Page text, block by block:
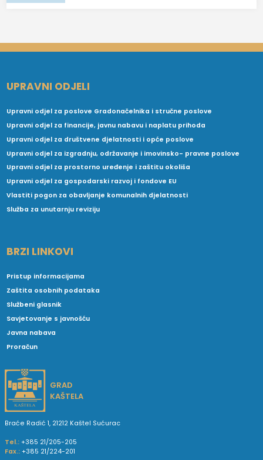
UPRAVNI ODJELI
Upravni odjel za poslove Gradonačelnika i stručne poslove
Upravni odjel za financije, javnu nabavu i naplatu prihoda
Upravni odjel za društvene djelatnosti i opće poslove
Upravni odjel za izgradnju, održavanje i imovinsko- pravne poslove
Upravni odjel za prostorno uređenje i zaštitu okoliša
Upravni odjel za gospodarski razvoj i fondove EU
Vlastiti pogon za obavljanje komunalnih djelatnosti
Služba za unutarnju reviziju
BRZI LINKOVI
Pristup informacijama
Zaštita osobnih podataka
Službeni glasnik
Savjetovanje s javnošću
Javna nabava
Proračun
GRAD
KAŠTELA
Braće Radić 1, 21212 Kaštel Sućurac
Tel.: +385 21/205-205
Fax.: +385 21/224-201